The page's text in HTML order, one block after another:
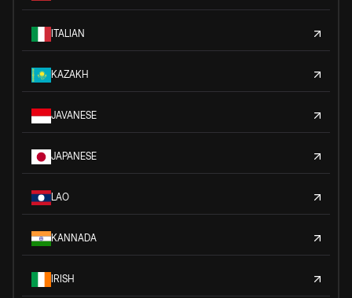
ITALIAN
KAZAKH
JAVANESE
JAPANESE
LAO
KANNADA
IRISH